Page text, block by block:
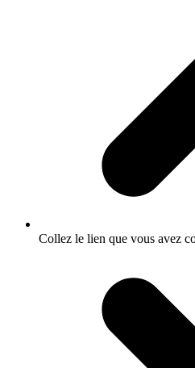
Collez le lien que vous avez